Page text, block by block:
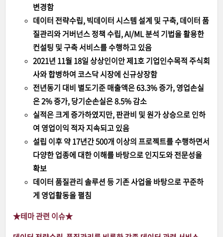
변경함
데이터 전략수립, 빅데이터 시스템 설계 및 구축, 데이터 품
질관리와 거버넌스 정책 수립, AI/ML 분석 기법을 활용한
컨설팅 및 구축 서비스를 수행하고 있음
2021년 11월 18일 상상인이안 제1호 기업인수목적 주식회
사와 합병하여 코스닥 시장에 신규상장함
전년동기 대비 별도기준 매출액은 63.3% 증가, 영업손실
은 2% 증가, 당기순손실은 8.5% 감소
실적은 크게 증가하였지만, 판관비 및 원가 상승으로 인하
여 영업이익 적자 지속되고 있음
설립 이후 약 17년간 500개 이상의 프로젝트를 수행하면서
다양한 업종에 대한 이해를 바탕으로 인지도와 전문성을
확보
데이터 품질관리 솔루션 등 기존 사업을 바탕으로 꾸준하
게 영업활동을 펼침
★테마 관련 이슈★